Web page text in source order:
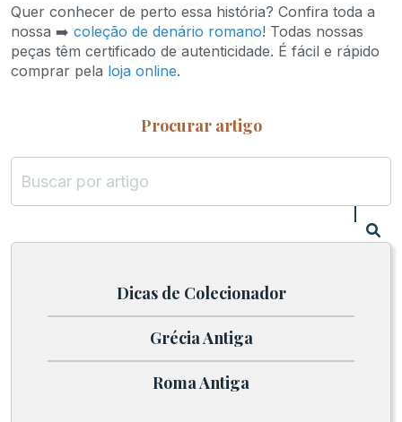
Quer conhecer de perto essa história? Confira toda a
nossa ➡️ coleção de denário romano! Todas nossas
peças têm certificado de autenticidade. É fácil e rápido
comprar pela loja online.
Procurar artigo
Dicas de Colecionador
Grécia Antiga
Roma Antiga